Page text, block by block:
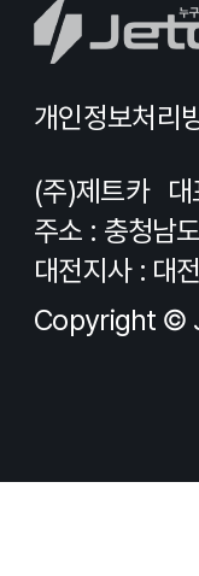
개인정보처리
(주)제트카
주소 : 충청남
대전지사 : 대
Copyright ©